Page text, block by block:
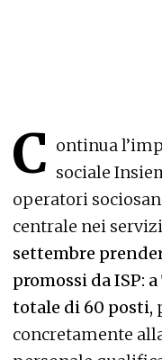
C ontinua
sociale
operatori
centrale nei
settembre
promossi da ISP:
totale di 60 posti,
concretamente